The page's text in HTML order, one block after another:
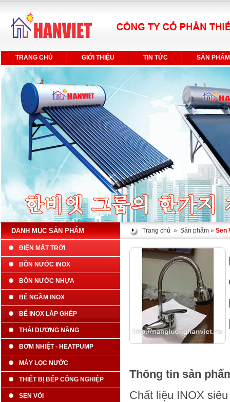
TRANG CHỦ GIỚI THIỆU TIN TỨC SẢN PHẨM
DANH MỤC SẢN PHẨM
ĐIỆN MẶT TRỜI
BỒN NƯỚC INOX
BỒN NƯỚC NHỰA
BỂ NGẦM INOX
BỂ INOX LẮP GHÉP
THÁI DƯƠNG NĂNG
BƠM NHIỆT - HEATPUMP
MÁY LỌC NƯỚC
THIẾT BỊ BẾP CÔNG NGHIỆP
SEN VÒI
Trang chủ » Sản phẩm » Sen
Thông tin sản
Chất liệu INOX